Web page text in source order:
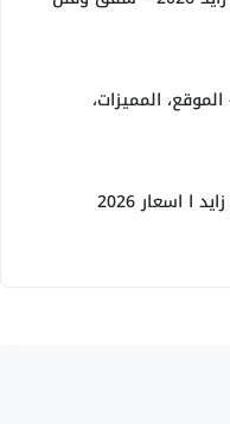
إيفر 6 أكتوبر 2026 – الموقع، المميزات،
ا اسعار 2026